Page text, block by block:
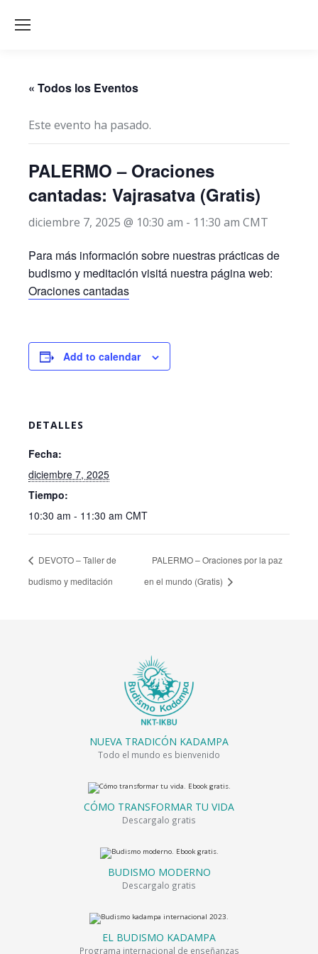
« Todos los Eventos
Este evento ha pasado.
PALERMO – Oraciones
cantadas: Vajrasatva (Gratis)
diciembre 7, 2025 @ 10:30 am - 11:30 am CMT
Para más información sobre nuestras prácticas de
budismo y meditación visitá nuestra página web:
Oraciones cantadas
Add to calendar
DETALLES
Fecha:
diciembre 7, 2025
Tiempo:
10:30 am - 11:30 am CMT
DEVOTO – Taller de
budismo y meditación
PALERMO – Oraciones por la paz
en el mundo (Gratis)
NUEVA TRADICÓN KADAMPA
Todo el mundo es bienvenido
CÓMO TRANSFORMAR TU VIDA
Descargalo gratis
BUDISMO MODERNO
Descargalo gratis
EL BUDISMO KADAMPA
Programa internacional de enseñanzas